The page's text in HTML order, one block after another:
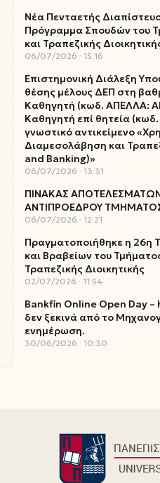
Νέα Πενταετής
Πρόγραμμα Σπουδών του
και Τραπεζικής
06/07/2026 15:16
Επιστημονική Διάλεξη
θέσης μέλους ΔΕΠ στη
Καθηγητή (κωδ. ΑΠΕΛΛΑ:
Καθηγητή επί θητεία
γνωστικό αντικείμενο
Διαμεσολάβηση και
and Banking)»
06/07/2026 13:31
ΠΙΝΑΚΑΣ
ΑΝΤΙΠΡΟΕΔΡΟΥ
06/07/2026 12:21
Πραγματοποιήθηκε η 26η
και Βραβείων του
Τραπεζικής Διοικητικής
02/07/2026 11:54
Bankfin Online Open Day
δεν ξεκινά από το
ενημέρωση.
30/06/2026 10:30